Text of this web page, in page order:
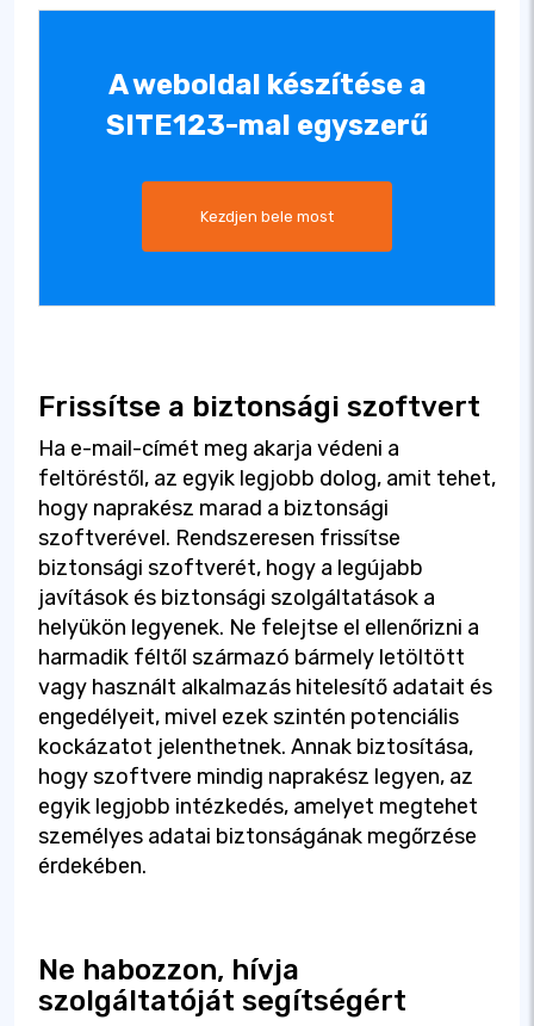
A weboldal készítése a
SITE123-mal egyszerű
Kezdjen bele most
Frissítse a biztonsági szoftvert
Ha e-mail-címét meg akarja védeni a
feltöréstől, az egyik legjobb dolog, amit tehet,
hogy naprakész marad a biztonsági
szoftverével. Rendszeresen frissítse
biztonsági szoftverét, hogy a legújabb
javítások és biztonsági szolgáltatások a
helyükön legyenek. Ne felejtse el ellenőrizni a
harmadik féltől származó bármely letöltött
vagy használt alkalmazás hitelesítő adatait és
engedélyeit, mivel ezek szintén potenciális
kockázatot jelenthetnek. Annak biztosítása,
hogy szoftvere mindig naprakész legyen, az
egyik legjobb intézkedés, amelyet megtehet
személyes adatai biztonságának megőrzése
érdekében.
Ne habozzon, hívja
szolgáltatóját segítségért